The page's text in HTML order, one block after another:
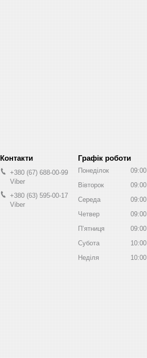
+380 (67) 688-00-99
Viber
+380 (63) 595-00-17
Viber
Графік роботи
Понеділок 09:00
Вівторок
09:00
Середа
09:00
Четвер
09:00
Пʼятниця
09:00
Субота
10:00
Неділя
10:00